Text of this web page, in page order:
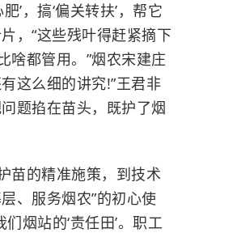
’，搞‘偏关转扶’，帮它
，“这些残叶得赶紧摘下
啥都管用。”烟农宋建庄
这么细的讲究!”王君非
题掐在苗头，既护了烟
苗的精准施策，到技术
、服务烟农”的初心使
烟站的‘责任田’。职工